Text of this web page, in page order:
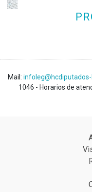
Mail:
1046 - Horarios de